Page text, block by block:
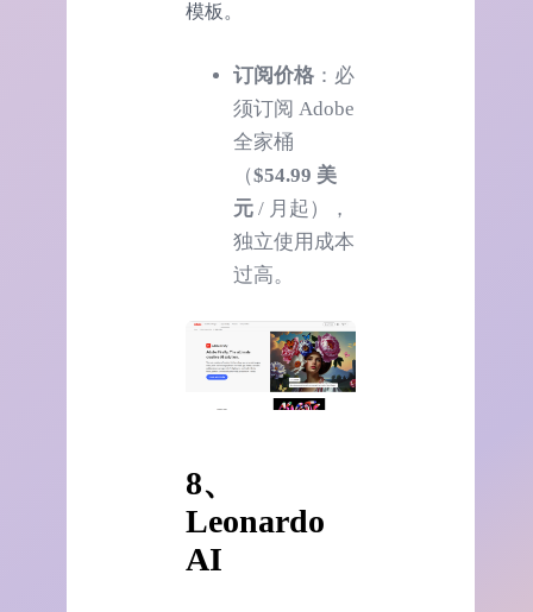
模板。
订阅价格 ：必
须订阅 Adobe
全家桶
（$54.99 美
元 / 月起），
独立使用成本
过高。
8、
Leonardo
AI